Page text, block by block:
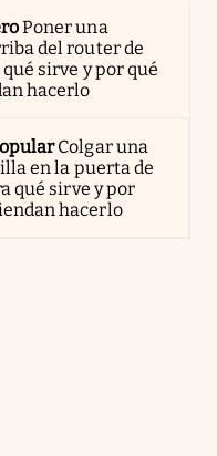
Poner una
del router de
qué sirve y por qué
hacerlo
Colgar una
en la puerta de
qué sirve y por
hacerlo